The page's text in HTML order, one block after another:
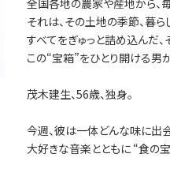
それは、その土地の季節、暮らし
すべてをぎゅっと詰め込んだ、
この“宝箱”をひとり開ける男
茂木建生、56歳、独身。
今週、彼は一体どんな味に出
大好きな音楽とともに “食の
商品が気になったという方は